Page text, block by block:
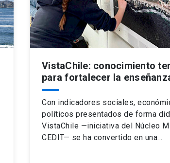
VistaChile: conocimiento
para fortalecer la
Con indicadores sociales,
políticos presentados de forma
VistaChile —iniciativa del Núcleo
CEDIT— se ha convertido en una…